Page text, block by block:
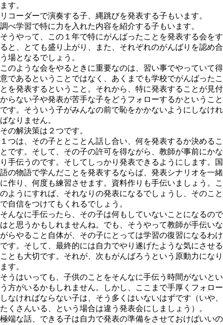
ます。
リコーダーで演奏する子、縄跳びを発表する子もいます。
調べ学習で特に力を入れた内容を紹介する子もいます。
そうやって、この１年で特にがんばったことを発表する会をす
ると、とても盛り上がり、また、それぞれのがんばりを認め合
う場となるでしょう。
このような会をやるときに重要なのは、習い事でやっていて得
意であるということではなく、あくまでも学校でがんばったこ
とを発表する ということ。それから、 特に発表することが見付
からない子や発表が苦手な子をどうフォローするかということ
です。そういう子がみんなの前で恥をかかないようにしなけれ
ばなりません。
その解決策は２つです。
１つは、その子ととことん話し合い、何を発表するか決めるこ
とです。そして、その子の許可を得ながら、教師が事前にかな
り手伝うのです。そしてしっかり発表できるようにします。国
語の物語で学んだことを発表するならば、発表シナリオを一緒
に作り、何度も練習させます。資料作りも手伝いましょう。こ
のようにすれば、それなりの発表になるでしょうし、そのこと
で自信をつけてもくれるでしょう。
そんなに手伝ったら、その子は何もしていないことになるので
はと思うかもしれませんね。でも、そうやって教師が手伝いな
がらやること自体が、その子にとっては学習の復習になるわけ
です。そして、最終的には自力でやり遂げたような気にさせる
ことも大切です。それが、次もがんばろうという原動力になり
ます。
そうはいっても、子供のことをそんなに手伝う時間がないとい
う方がいるかもしれません。しかし、ここまで手厚くフォロー
しなければならない子は、そう多くはいないはずです（いや、
たくさんいる、という場合は違う発表会にしましょう）。
極端な話、できる子は自力で発表の準備をさせておけばいいの